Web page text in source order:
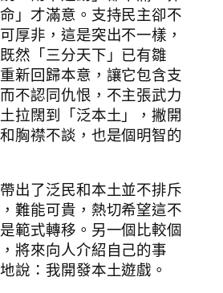
」才滿意。支持民主卻不
厚非，這是突出不一樣，
然「三分天下」已有雛
新回歸本意，讓它包含支
不認同仇恨，不主張武力
拉闊到「泛本土」，撇開
胸襟不談，也是個明智的
出了泛民和本土並不排斥
難能可貴，熱切希望這不
範式轉移。另一個比較個
將來向人介紹自己的事
說：我開發本土遊戲。